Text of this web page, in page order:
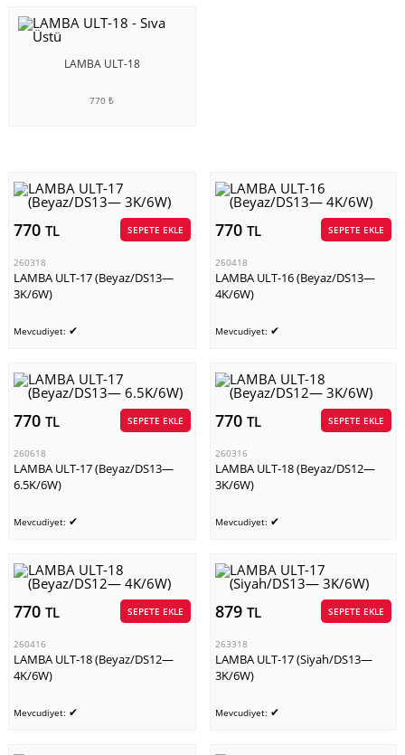
LAMBA ULT-18
770 ₺
770 TL SEPETE EKLE
260318
LAMBA ULT-17 (Beyaz/DS13—
3K/6W)
Mevcudiyet: ✔
770 TL SEPETE EKLE
260418
LAMBA ULT-16 (Beyaz/DS13—
4K/6W)
Mevcudiyet: ✔
770 TL SEPETE EKLE
260618
LAMBA ULT-17 (Beyaz/DS13—
6.5K/6W)
Mevcudiyet: ✔
770 TL SEPETE EKLE
260316
LAMBA ULT-18 (Beyaz/DS12—
3K/6W)
Mevcudiyet: ✔
770 TL SEPETE EKLE
260416
LAMBA ULT-18 (Beyaz/DS12—
4K/6W)
Mevcudiyet: ✔
879 TL SEPETE EKLE
263318
LAMBA ULT-17 (Siyah/DS13—
3K/6W)
Mevcudiyet: ✔